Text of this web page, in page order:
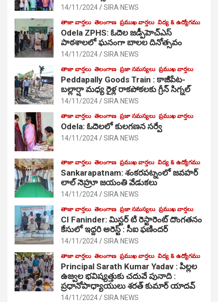
14/11/2024 SIRA NEWS
తాజా వార్తలు తెలంగాణ ప్రముఖ వార్తలు విద్య & ఉద్యోగము
Odela ZPHS: ఓదెల జ‌డ్పీహెచ్ఎస్
పాఠ‌శాల‌లో ఘనంగా బాలల దినోత్సవం
14/11/2024 SIRA NEWS
తాజా వార్తలు తెలంగాణ ప్రజా సమస్యలు ప్రముఖ వార్తలు
Peddapally Goods Train : కాజీపేట-
బల్లార్షా మధ్య రైళ్ల రాకపోకలకు గ్రీన్ సిగ్నల్
14/11/2024 SIRA NEWS
తాజా వార్తలు తెలంగాణ ప్రజా సమస్యలు ప్రముఖ వార్తలు
Odela: ఓదెలలో కులగణన సర్వే
14/11/2024 SIRA NEWS
తాజా వార్తలు తెలంగాణ ప్రముఖ వార్తలు విద్య & ఉద్యోగము
Sankarapatnam: శంకరపట్నంలో జవహర్
లాల్ నెహ్రూ జయంతి వేడుకలు
14/11/2024 SIRA NEWS
తాజా వార్తలు తెలంగాణ ప్రజా సమస్యలు ప్రముఖ వార్తలు
CI Faninder: మిస్టర్ టి రెస్టారెంట్ దొంగతనం
కేసులో ఇద్దరి అరెస్ట్ : సీఐ ఫణిందర్
14/11/2024 SIRA NEWS
తాజా వార్తలు తెలంగాణ ప్రముఖ వార్తలు విద్య & ఉద్యోగము
Principal Sarath Kumar Yadav : పిల్లల
ఉజ్వల భవిష్యత్తుకు చదువే పునాది :
ప్రధానోపాధ్యాయులు శరత్ కుమార్ యాదవ్
14/11/2024 SIRA NEWS